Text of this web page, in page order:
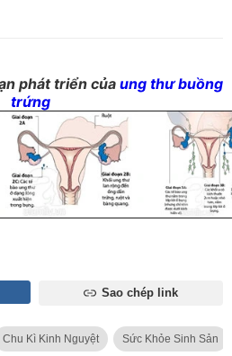
phát triển của ung thư buồng
trứng
Sao chép link
Chu Kì Kinh Nguyệt Sức Khỏe Sinh Sản